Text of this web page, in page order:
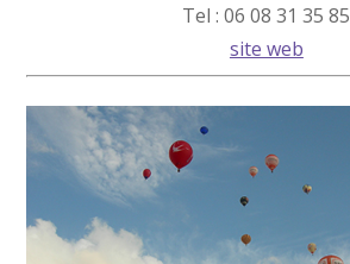
Tel : 06 08 31 35 85
site web